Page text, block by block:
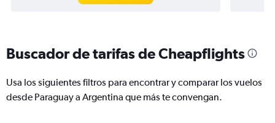
Buscador de tarifas de Cheapflights
Usa los siguientes filtros para encontrar y comparar los vuelos
desde Paraguay a Argentina que más te convengan.